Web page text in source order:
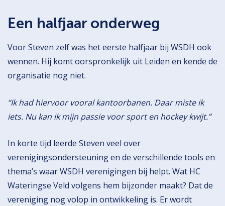
Een halfjaar onderweg
Voor Steven zelf was het eerste halfjaar bij WSDH ook
wennen. Hij komt oorspronkelijk uit Leiden en kende de
organisatie nog niet.
“Ik had hiervoor vooral kantoorbanen. Daar miste ik
iets. Nu kan ik mijn passie voor sport en hockey kwijt.”
In korte tijd leerde Steven veel over
verenigingsondersteuning en de verschillende tools en
thema’s waar WSDH verenigingen bij helpt. Wat HC
Wateringse Veld volgens hem bijzonder maakt? Dat de
vereniging nog volop in ontwikkeling is. Er wordt